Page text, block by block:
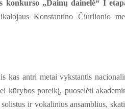
konkurso „Dainų dainelė“ I
Konstantino Čiurlionio
kas antri metai vykstantis
kūrybos poreikį, puoselėti
ir vokalinius ansamblius,